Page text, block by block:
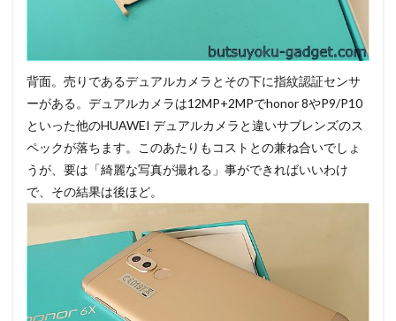
背面。売りであるデュアルカメラとその下に指紋認証センサ
ーがある。デュアルカメラは12MP+2MPでhonor 8やP9/P10
といった他のHUAWEI デュアルカメラと違いサブレンズのス
ペックが落ちます。このあたりもコストとの兼ね合いでしょ
うが、要は「綺麗な写真が撮れる」事ができればいいわけ
で、その結果は後ほど。